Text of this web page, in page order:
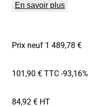
En savoir plus
Prix neuf 1 489,78 €
101,90 € TTC-93,16%
84,92 € HT